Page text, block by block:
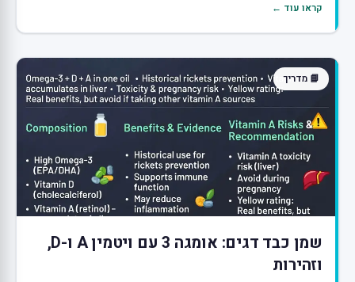
קראו עוד ←
📘 מדריך
שמן כבד דגים: אומגה 3 עם ויטמין A ו-D,
וזהירות